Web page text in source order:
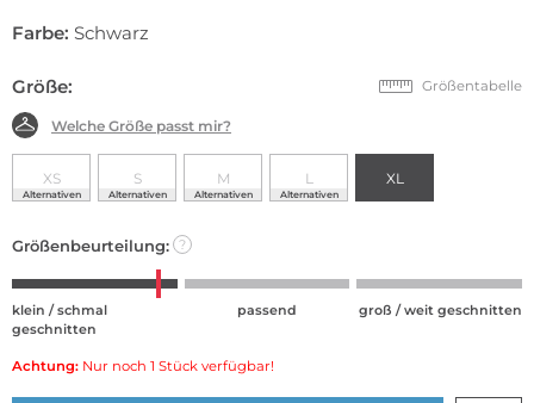
Farbe: Schwarz
Größe: Größentabelle
Welche Größe passt mir?
XS
Alternativen
S
Alternativen
M
Alternativen
L
Alternativen
XL
Größenbeurteilung: ?
klein / schmal
geschnitten
passend groß / weit geschnitten
Achtung: Nur noch 1 Stück verfügbar!